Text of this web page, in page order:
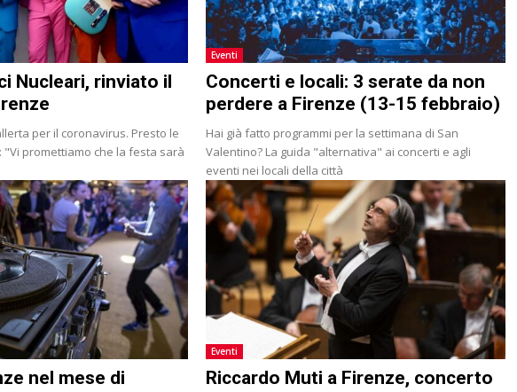
Nucleari, rinviato il
per il coronavirus. Presto le
"Vi promettiamo che la festa sarà
Eventi
Concerti e locali: 3 serate da non
perdere a Firenze (13-15 febbraio)
Hai già fatto programmi per la settimana di San
Valentino? La guida "alternativa" ai concerti e agli
eventi nei locali della città
nel mese di
Eventi
Riccardo Muti a Firenze, concerto